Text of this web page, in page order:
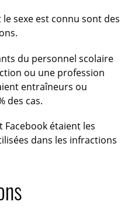
sexe est connu sont des
du personnel scolaire
ou une profession
entraîneurs ou
des cas.
Facebook étaient les
dans les infractions